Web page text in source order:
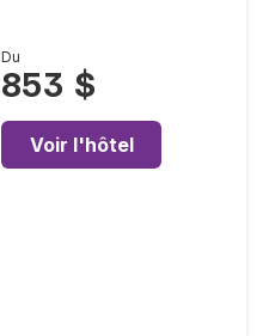
Du
853 $
Voir l'hôtel